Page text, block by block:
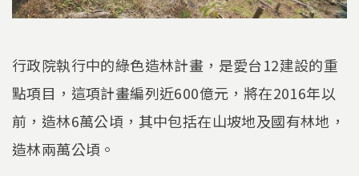
行政院執行中的綠色造林計畫，是愛台12建設的重
點項目，這項計畫編列近600億元，將在2016年以
前，造林6萬公頃，其中包括在山坡地及國有林地，
造林兩萬公頃。